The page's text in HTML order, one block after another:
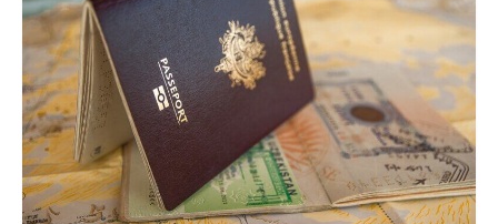
טופס בקשה
עברית
Hrvatski
( קרוטאית)
Čeština
(צ'כית)